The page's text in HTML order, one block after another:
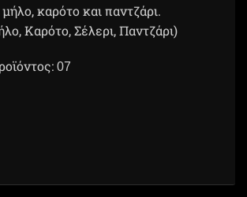
καρότο και παντζάρι.
Καρότο, Σέλερι, Παντζάρι)
07